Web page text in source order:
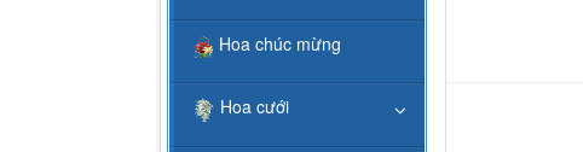
Hoa chúc mừng
Hoa cưới